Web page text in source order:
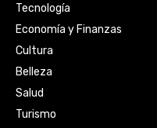
Tecnología
Economía y Finanzas
Cultura
Belleza
Salud
Turismo